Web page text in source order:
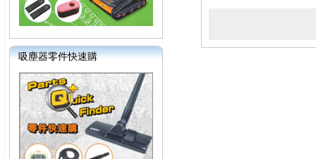
吸塵器零件快速購